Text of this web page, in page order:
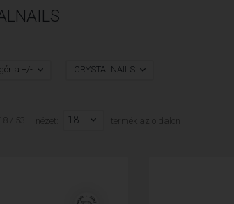
+/- CRYSTALNAILS
/ 53 nézet: 18 termék az oldalon